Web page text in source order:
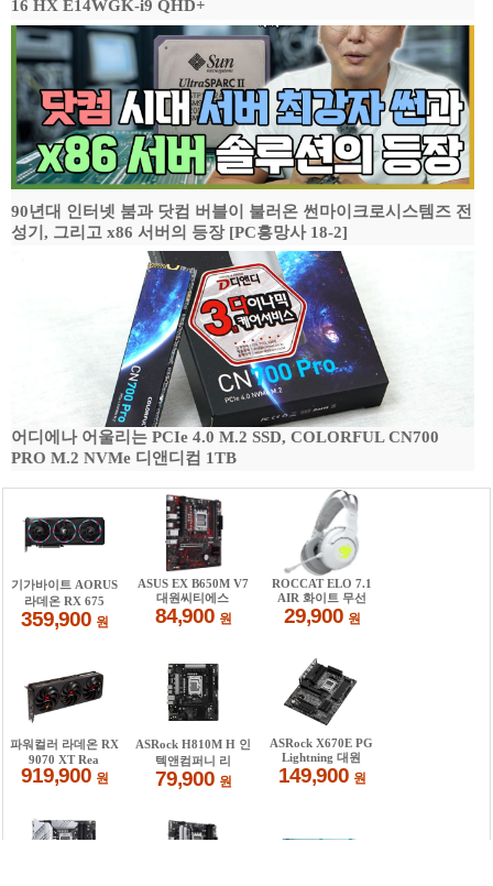
16 HX E14WGK-i9 QHD+
90년대 인터넷 붐과 닷컴 버블이 불러온 썬마이크로시스템즈 전
성기, 그리고 x86 서버의 등장 [PC흥망사 18-2]
어디에나 어울리는 PCIe 4.0 M.2 SSD, COLORFUL CN700
PRO M.2 NVMe 디앤디컴 1TB